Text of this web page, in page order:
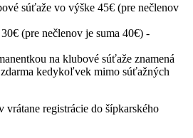
súťaže vo výške 45€ (pre nečlenov
(pre nečlenov je suma 40€) -
na klubové súťaže znamená
kedykoľvek mimo súťažných
registrácie do šípkarského